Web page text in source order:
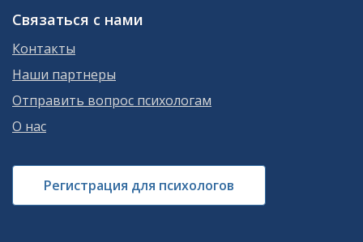
Связаться с нами
Контакты
Наши партнеры
Отправить вопрос психологам
О нас
Регистрация для психологов